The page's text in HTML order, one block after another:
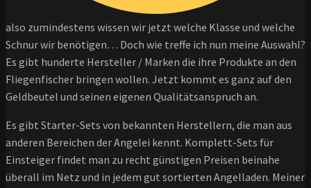
also zumindestens wissen wir jetzt welche Klasse und welche
Schnur wir benötigen… Doch wie treffe ich nun meine Auswahl?
Es gibt hunderte Hersteller / Marken die ihre Produkte an den
Fliegenfischer bringen wollen. Jetzt kommt es ganz auf den
Geldbeutel und seinen eigenen Qualitätsanspruch an.
Es gibt Starter-Sets von bekannten Herstellern, die man aus
anderen Bereichen der Angelei kennt. Komplett-Sets für
Einsteiger findet man zu recht günstigen Preisen beinahe
überall im Netz und in jedem gut sortierten Angelladen. Meiner